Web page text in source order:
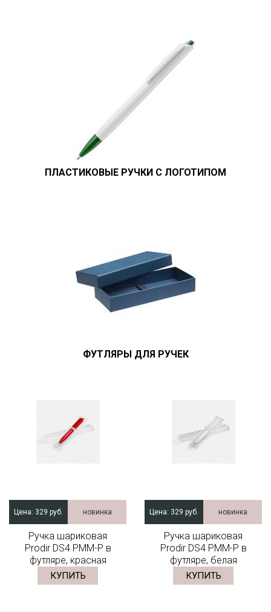
ПЛАСТИКОВЫЕ РУЧКИ С ЛОГОТИПОМ
ФУТЛЯРЫ ДЛЯ РУЧЕК
Цена: 329 руб. новинка
Ручка шариковая
Prodir DS4 PMM-P в
футляре, красная
КУПИТЬ
Цена: 329 руб. новинка
Ручка шариковая
Prodir DS4 PMM-P в
футляре, белая
КУПИТЬ